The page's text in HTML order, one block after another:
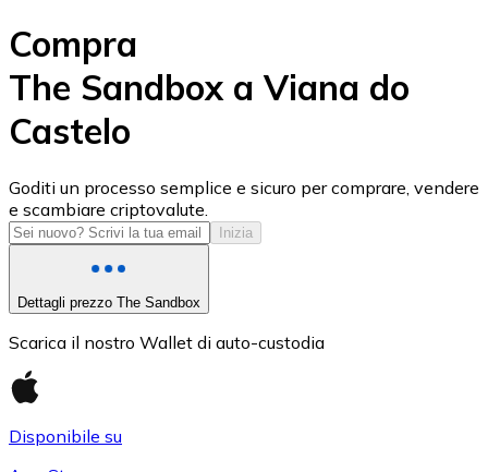
USD Coin
USDC
Compra
The Sandbox a Viana do
Castelo
Goditi un processo semplice e sicuro per comprare, vendere
e scambiare criptovalute.
Inizia
Dettagli prezzo The Sandbox
Scarica il nostro Wallet di auto-custodia
Disponibile su